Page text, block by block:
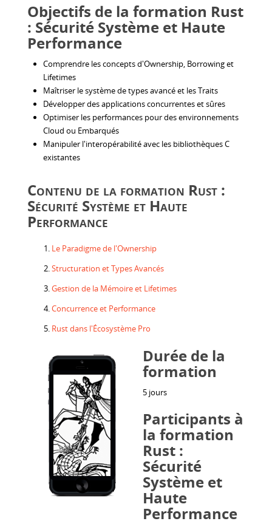
Objectifs de la formation Rust
: Sécurité Système et Haute
Performance
Comprendre les concepts d'Ownership, Borrowing et
Lifetimes
Maîtriser le système de types avancé et les Traits
Développer des applications concurrentes et sûres
Optimiser les performances pour des environnements
Cloud ou Embarqués
Manipuler l'interopérabilité avec les bibliothèques C
existantes
Contenu de la formation Rust :
Sécurité Système et Haute
Performance
Le Paradigme de l'Ownership
Structuration et Types Avancés
Gestion de la Mémoire et Lifetimes
Concurrence et Performance
Rust dans l'Écosystème Pro
Durée de la
formation
5 jours
Participants à
la formation
Rust :
Sécurité
Système et
Haute
Performance